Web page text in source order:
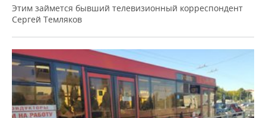
ВОДНЫЕ ВИДЫ СПОРТА
ХОККЕЙ С МЯЧОМ
ОБРАЗОВАНИЕ
ПРОИСШЕСТВИЯ
Этим займется бывший телевизионный корреспондент
Сергей Темляков